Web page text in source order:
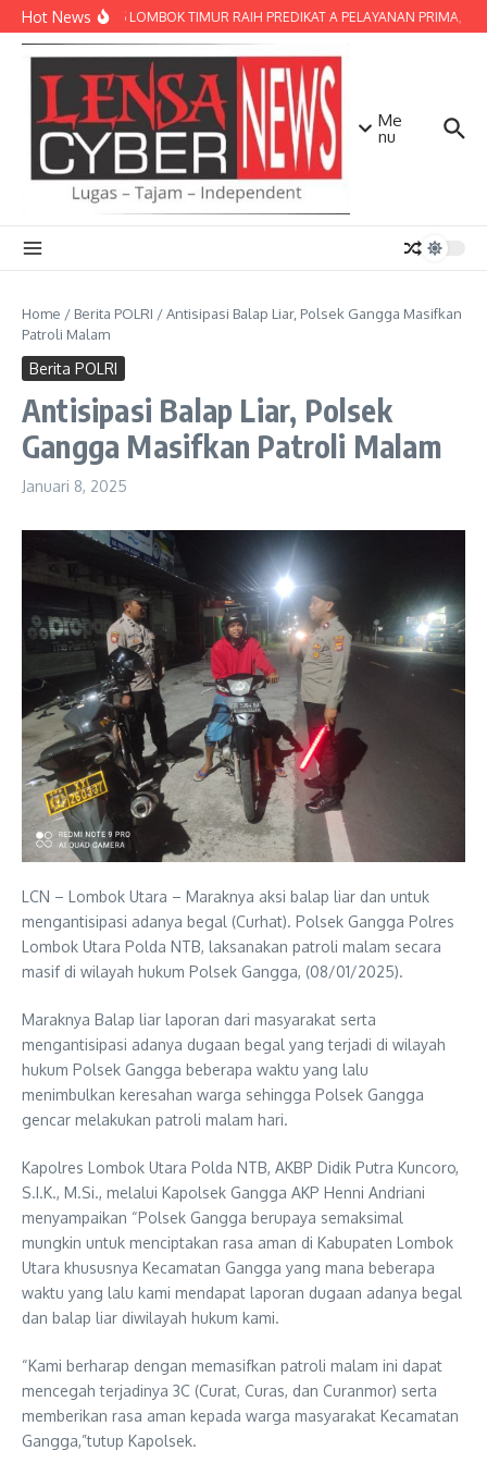
Lewati ke konten
Hot NewsPOLRES LOMBOK TIMUR RAIH PREDIKAT A PELAYANAN PRIMA,
Me
nu
Home / Berita POLRI /Antisipasi Balap Liar, Polsek Gangga Masifkan
Patroli Malam
Berita POLRI
Antisipasi Balap Liar, Polsek
Gangga Masifkan Patroli Malam
Januari 8, 2025
LCN – Lombok Utara – Maraknya aksi balap liar dan untuk
mengantisipasi adanya begal (Curhat). Polsek Gangga Polres
Lombok Utara Polda NTB, laksanakan patroli malam secara
masif di wilayah hukum Polsek Gangga, (08/01/2025).
Maraknya Balap liar laporan dari masyarakat serta
mengantisipasi adanya dugaan begal yang terjadi di wilayah
hukum Polsek Gangga beberapa waktu yang lalu
menimbulkan keresahan warga sehingga Polsek Gangga
gencar melakukan patroli malam hari.
Kapolres Lombok Utara Polda NTB, AKBP Didik Putra Kuncoro,
S.I.K., M.Si., melalui Kapolsek Gangga AKP Henni Andriani
menyampaikan “Polsek Gangga berupaya semaksimal
mungkin untuk menciptakan rasa aman di Kabupaten Lombok
Utara khususnya Kecamatan Gangga yang mana beberapa
waktu yang lalu kami mendapat laporan dugaan adanya begal
dan balap liar diwilayah hukum kami.
“Kami berharap dengan memasifkan patroli malam ini dapat
mencegah terjadinya 3C (Curat, Curas, dan Curanmor) serta
memberikan rasa aman kepada warga masyarakat Kecamatan
Gangga,”tutup Kapolsek.